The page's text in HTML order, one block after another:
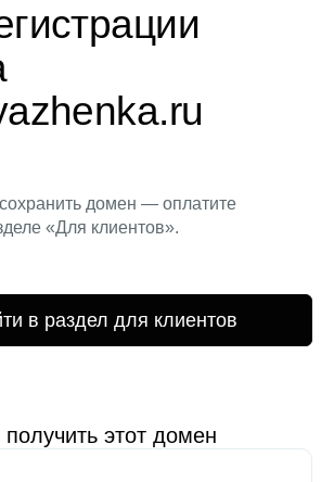
домен — оплатите
«Для клиентов».
в раздел для клиентов
получить этот домен